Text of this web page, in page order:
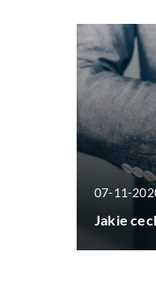
07-11-
Jakie